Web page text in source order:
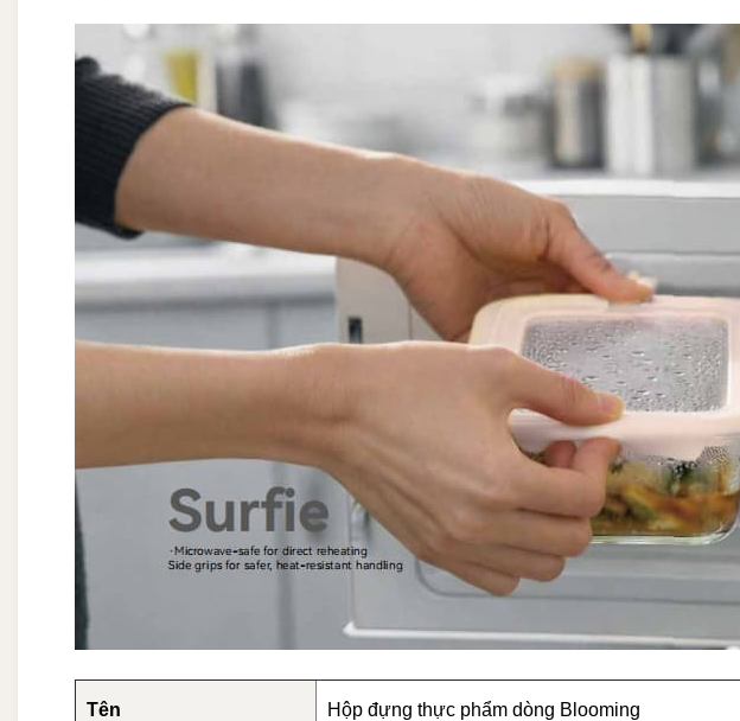
Tên Hộp đựng thực phẩm dòng Blooming